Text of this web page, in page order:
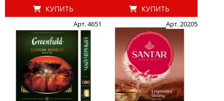
КУПИТЬ КУПИТЬ
Арт. 4651 Арт. 20205